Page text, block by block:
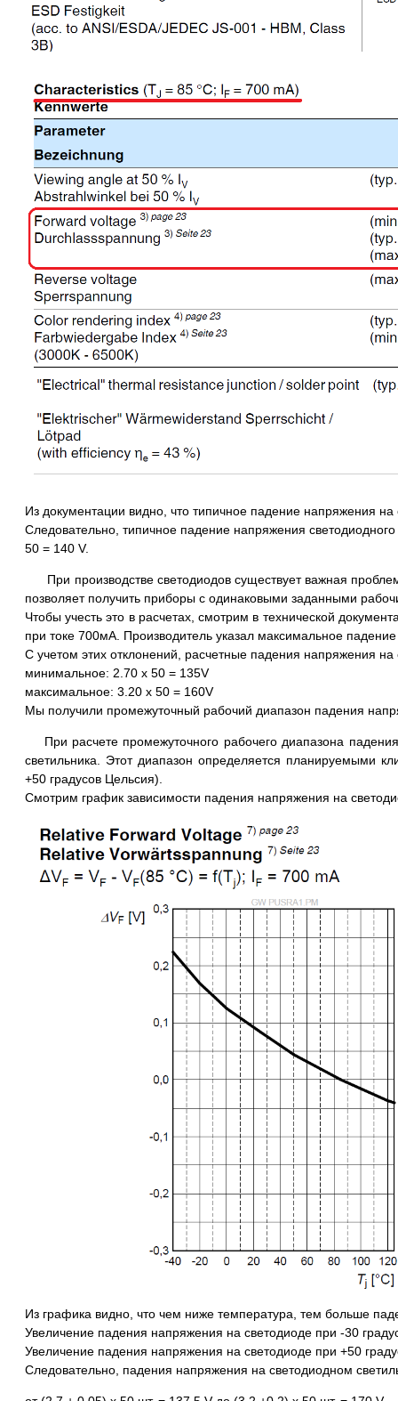
Из документации видно, что типичное падение напряжения
Следовательно, типичное падение напряжения
50 = 140 V.
При производстве светодиодов существует важная
позволяет получить приборы с одинаковыми заданными
Чтобы учесть это в расчетах, смотрим в технической
при токе 700мА. Производитель указал максимальное
С учетом этих отклонений, расчетные падения напряжения на
минимальное: 2.70 x 50 = 135V
максимальное: 3.20 x 50 = 160V
Мы получили промежуточный рабочий диапазон падения
При расчете промежуточного рабочего диапазона
светильника. Этот диапазон определяется планируемыми
+50 градусов Цельсия).
Смотрим график зависимости падения напряжения на
Из графика видно, что чем ниже температура, тем больше
Увеличение падения напряжения на светодиоде при -30
Увеличение падения напряжения на светодиоде при +50
Следовательно, падения напряжения на светодиодном